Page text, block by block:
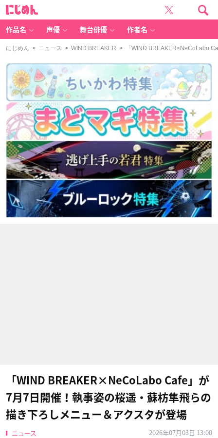
作品名 声優 舞台俳優 作者名
にじめん > ニュース > WIND BREAKER > 「WIND BREAKER×NeCoLabo
「WIND BREAKER×NeCoLabo Cafe」が
7月7日開催！執事姿の桜遥・蘇枋隼飛らの
描き下ろしメニュー＆アクスタが登場
ニュース 2026年07月03日 13:00